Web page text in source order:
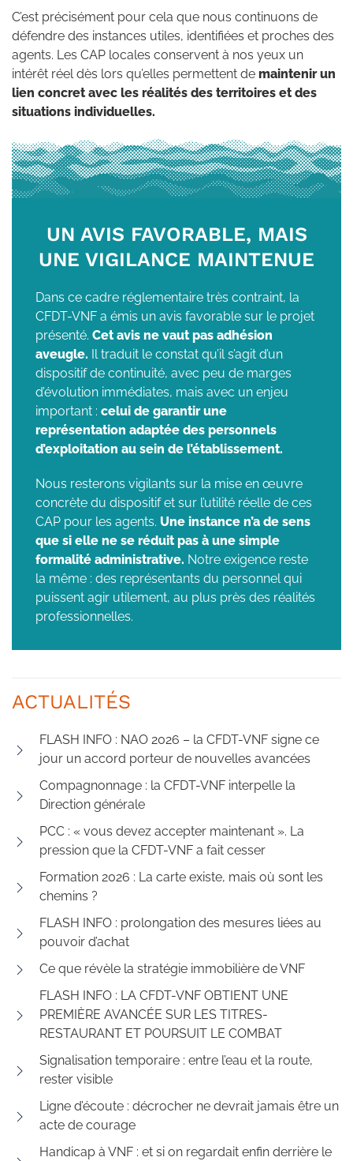
C’est précisément pour cela que nous continuons de
défendre des instances utiles, identifiées et proches des
agents. Les CAP locales conservent à nos yeux un
intérêt réel dès lors qu’elles permettent de maintenir un
lien concret avec les réalités des territoires et des
situations individuelles.
UN AVIS FAVORABLE, MAIS
UNE VIGILANCE MAINTENUE
Dans ce cadre réglementaire très contraint, la
CFDT-VNF a émis un avis favorable sur le projet
présenté. Cet avis ne vaut pas adhésion
aveugle. Il traduit le constat qu’il s’agit d’un
dispositif de continuité, avec peu de marges
d’évolution immédiates, mais avec un enjeu
important : celui de garantir une
représentation adaptée des personnels
d’exploitation au sein de l’établissement.
Nous resterons vigilants sur la mise en œuvre
concrète du dispositif et sur l’utilité réelle de ces
CAP pour les agents. Une instance n’a de sens
que si elle ne se réduit pas à une simple
formalité administrative. Notre exigence reste
la même : des représentants du personnel qui
puissent agir utilement, au plus près des réalités
professionnelles.
ACTUALITÉS
FLASH INFO : NAO 2026 – la CFDT-VNF signe ce
jour un accord porteur de nouvelles avancées
Compagnonnage : la CFDT-VNF interpelle la
Direction générale
PCC : « vous devez accepter maintenant ». La
pression que la CFDT-VNF a fait cesser
Formation 2026 : La carte existe, mais où sont les
chemins ?
FLASH INFO : prolongation des mesures liées au
pouvoir d’achat
Ce que révèle la stratégie immobilière de VNF
FLASH INFO : LA CFDT-VNF OBTIENT UNE
PREMIÈRE AVANCÉE SUR LES TITRES-
RESTAURANT ET POURSUIT LE COMBAT
Signalisation temporaire : entre l’eau et la route,
rester visible
Ligne d’écoute : décrocher ne devrait jamais être un
acte de courage
Handicap à VNF : et si on regardait enfin derrière le